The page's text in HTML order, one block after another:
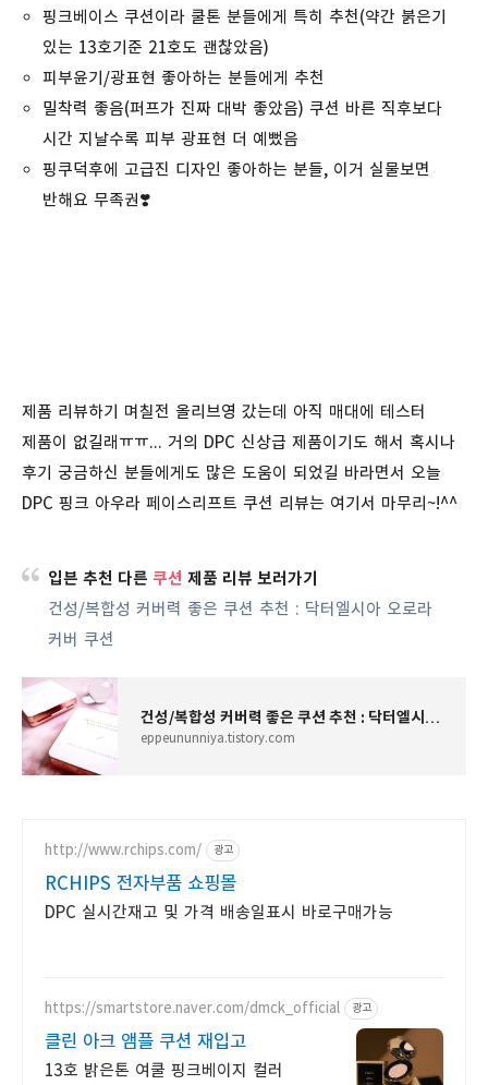
핑크베이스 쿠션이라 쿨톤 분들에게 특히 추천(약간 붉은기
있는 13호기준 21호도 괜찮았음)
피부윤기/광표현 좋아하는 분들에게 추천
밀착력 좋음(퍼프가 진짜 대박 좋았음) 쿠션 바른 직후보다
시간 지날수록 피부 광표현 더 예뻤음
핑쿠덕후에 고급진 디자인 좋아하는 분들, 이거 실물보면
반해요 무족권❣️
제품 리뷰하기 며칠전 올리브영 갔는데 아직 매대에 테스터
제품이 없길래ㅠㅠ... 거의 DPC 신상급 제품이기도 해서 혹시나
후기 궁금하신 분들에게도 많은 도움이 되었길 바라면서 오늘
DPC 핑크 아우라 페이스리프트 쿠션 리뷰는 여기서 마무리~!^^
입븐 추천 다른 쿠션 제품 리뷰 보러가기
건성/복합성 커버력 좋은 쿠션 추천 : 닥터엘시아 오로라
커버 쿠션
건성/복합성 커버력 좋은 쿠션 추천 : 닥터엘시아 오로라 커버 쿠션
eppeununniya.tistory.com
http://www.rchips.com/ 광고
RCHIPS 전자부품 쇼핑몰
DPC 실시간재고 및 가격 배송일표시 바로구매가능
https://smartstore.naver.com/dmck_official 광고
클린 아크 앰플 쿠션 재입고
13호 밝은톤 여쿨 핑크베이지 컬러